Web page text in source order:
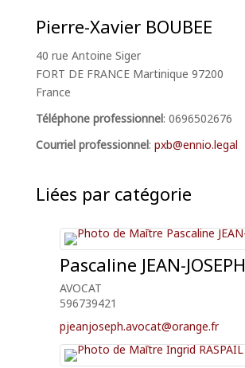
Pierre-Xavier BOUBEE
40 rue Antoine Siger
FORT DE FRANCE Martinique 97200
France
Téléphone professionnel: 0696502676
Courriel professionnel: pxb@ennio.legal
Liées par catégorie
Pascaline JEAN-JOSEPH
AVOCAT
596739421
pjeanjoseph.avocat@orange.fr